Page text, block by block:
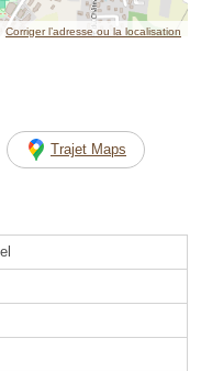
Corriger l’adresse ou la localisation
Trajet Maps